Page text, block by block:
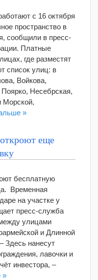
с 16 октября
пространство в
сообщили в пресс-
Платные
где разместят
список улиц: в
Войкова,
Поярко, Несебрская,
Морской,
»
еще
бесплатную
Временная
на участке у
пресс-служба
улицами
и Длинной
Здесь нанесут
лавочки и
инвестора, –
»